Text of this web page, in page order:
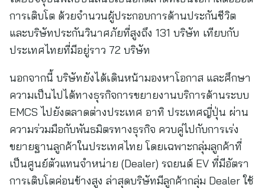
การเติบโต ด้วยจำนวนผู้ประกอบการด้านประกันชีวิต
และบริษัทประกันวินาศภัยที่สูงถึง 131 บริษัท เทียบกับ
ประเทศไทยที่มีอยู่ราว 72 บริษัท
นอกจากนี้ บริษัทยังได้เดินหน้ามองหาโอกาส และศึกษา
ความเป็นไปได้ทางธุรกิจการขยายงานบริการด้านระบบ
EMCS ไปยังตลาดต่างประเทศ อาทิ ประเทศญี่ปุ่น ผ่าน
ความร่วมมือกับพันธมิตรทางธุรกิจ ควบคู่ไปกับการเร่ง
ขยายฐานลูกค้าในประเทศไทย โดยเฉพาะกลุ่มลูกค้าที่
เป็นศูนย์ตัวแทนจำหน่าย (Dealer) รถยนต์ EV ที่มีอัตรา
การเติบโตค่อนข้างสูง ล่าสุดบริษัทมีลูกค้ากลุ่ม Dealer ใช้